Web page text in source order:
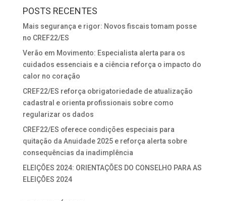
POSTS RECENTES
Mais segurança e rigor: Novos fiscais tomam posse
no CREF22/ES
Verão em Movimento: Especialista alerta para os
cuidados essenciais e a ciência reforça o impacto do
calor no coração
CREF22/ES reforça obrigatoriedade de atualização
cadastral e orienta profissionais sobre como
regularizar os dados
CREF22/ES oferece condições especiais para
quitação da Anuidade 2025 e reforça alerta sobre
consequências da inadimplência
ELEIÇÕES 2024: ORIENTAÇÕES DO CONSELHO PARA AS
ELEIÇÕES 2024